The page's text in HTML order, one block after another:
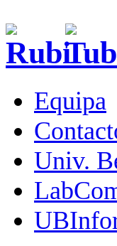
Equipa
Univ.